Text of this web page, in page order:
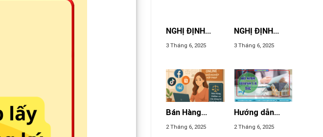
NGHỊ ĐỊNH
CP VỀ HOẠT
MẠI MỘT CÁCH
ĐỘC LẬP
THƯỜNG
XUYÊN KHÔNG
PHẢI ĐĂNG KÝ
KINH DOANH
3 Tháng 6, 2025
NGHỊ ĐỊNH
CP VỀ THƯƠNG
3 Tháng 6, 2025
Bán Hàng
đăng Ký Kinh
2 Tháng 6, 2025
Hướng dẫn
kinh doanh cá
2 Tháng 6, 2025